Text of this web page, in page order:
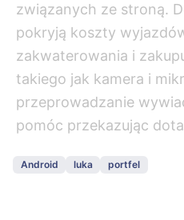
związanych ze stroną.
pokryją koszty
zakwaterowania i
takiego jak kamera i
przeprowadzanie
pomóc przekazując
Android luka portfel